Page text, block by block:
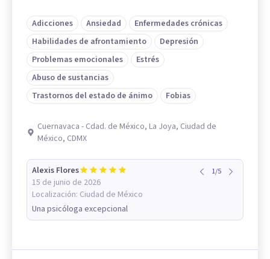
Adicciones Ansiedad
Enfermedades crónicas
Habilidades de afrontamiento
Depresión
Problemas emocionales
Estrés
Abuso de sustancias
Trastornos del estado de ánimo
Fobias
Cuernavaca - Cdad. de México, La Joya, Ciudad de
México, CDMX
Alexis Flores
15 de junio de 2026
Localización: Ciudad de México
1/5
Una psicóloga excepcional